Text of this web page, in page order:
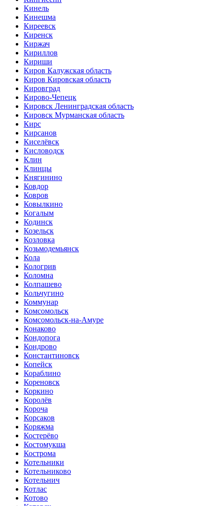
Кинель
Кинешма
Киреевск
Киренск
Киржач
Кириллов
Кириши
Киров Калужская область
Киров Кировская область
Кировград
Кирово-Чепецк
Кировск Ленинградская область
Кировск Мурманская область
Кирс
Кирсанов
Киселёвск
Кисловодск
Клин
Клинцы
Княгинино
Ковдор
Ковров
Ковылкино
Когалым
Кодинск
Козельск
Козловка
Козьмодемьянск
Кола
Кологрив
Коломна
Колпашево
Кольчугино
Коммунар
Комсомольск
Комсомольск-на-Амуре
Конаково
Кондопога
Кондрово
Константиновск
Копейск
Кораблино
Кореновск
Коркино
Королёв
Короча
Корсаков
Коряжма
Костерёво
Костомукша
Кострома
Котельники
Котельниково
Котельнич
Котлас
Котово